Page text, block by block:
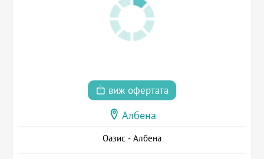
виж офертата
Албена
Оазис - Албена